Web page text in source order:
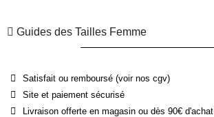
Guides des Tailles Femme
Satisfait ou remboursé (voir nos cgv)
Site et paiement sécurisé
Livraison offerte en magasin ou dès 90€ d'achat